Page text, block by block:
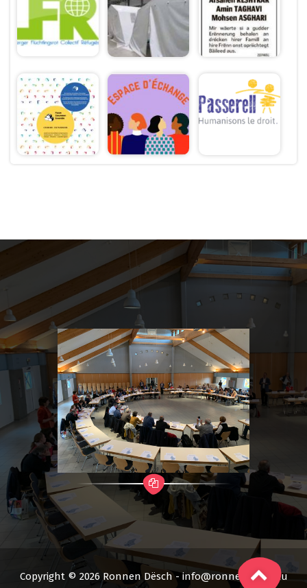
Copyright © 2026 Ronnen Dësch - info@ronnendesch.lu